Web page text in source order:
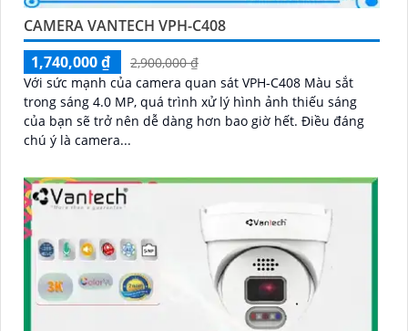
CAMERA VANTECH VPH-C408
1,740,000 ₫
2,900,000 ₫
Với sức mạnh của camera quan sát VPH-C408 Màu sắt
trong sáng 4.0 MP, quá trình xử lý hình ảnh thiếu sáng
của bạn sẽ trở nên dễ dàng hơn bao giờ hết. Điều đáng
chú ý là camera...